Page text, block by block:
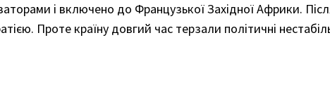
і включено до Французької Західної Африки.
Проте країну довгий час терзали політичні